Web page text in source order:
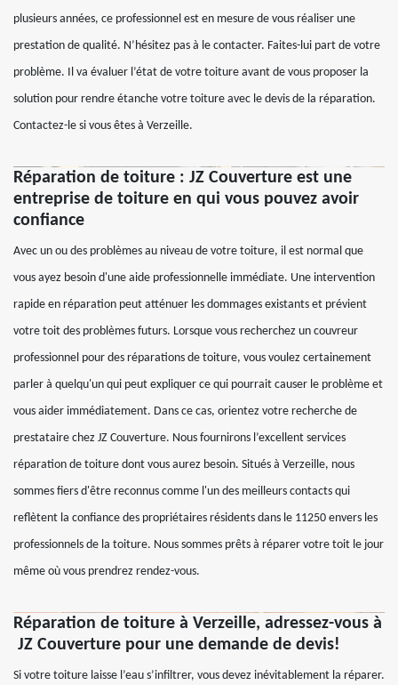
plusieurs années, ce professionnel est en mesure de vous réaliser une
prestation de qualité. N’hésitez pas à le contacter. Faites-lui part de votre
problème. Il va évaluer l’état de votre toiture avant de vous proposer la
solution pour rendre étanche votre toiture avec le devis de la réparation.
Contactez-le si vous êtes à Verzeille.
Réparation de toiture : JZ Couverture est une
entreprise de toiture en qui vous pouvez avoir
confiance
Avec un ou des problèmes au niveau de votre toiture, il est normal que
vous ayez besoin d'une aide professionnelle immédiate. Une intervention
rapide en réparation peut atténuer les dommages existants et prévient
votre toit des problèmes futurs. Lorsque vous recherchez un couvreur
professionnel pour des réparations de toiture, vous voulez certainement
parler à quelqu'un qui peut expliquer ce qui pourrait causer le problème et
vous aider immédiatement. Dans ce cas, orientez votre recherche de
prestataire chez JZ Couverture. Nous fournirons l’excellent services
réparation de toiture dont vous aurez besoin. Situés à Verzeille, nous
sommes fiers d'être reconnus comme l'un des meilleurs contacts qui
reflètent la confiance des propriétaires résidents dans le 11250 envers les
professionnels de la toiture. Nous sommes prêts à réparer votre toit le jour
même où vous prendrez rendez-vous.
Réparation de toiture à Verzeille, adressez-vous à
JZ Couverture pour une demande de devis!
Si votre toiture laisse l’eau s’infiltrer, vous devez inévitablement la réparer.